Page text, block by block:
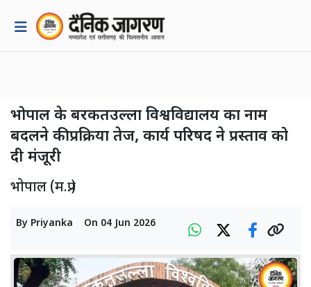
भोपाल के बरकतउल्ला विश्वविद्यालय का नाम
बदलने की प्रक्रिया तेज, कार्य परिषद ने प्रस्ताव को
दी मंजूरी
भोपाल (म.प्र.)
By Priyanka On 04 Jun 2026